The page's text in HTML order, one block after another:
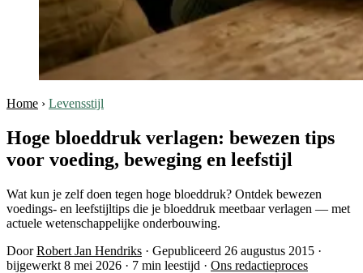
Home › Levensstijl
Hoge bloeddruk verlagen: bewezen tips
voor voeding, beweging en leefstijl
Wat kun je zelf doen tegen hoge bloeddruk? Ontdek bewezen
voedings- en leefstijltips die je bloeddruk meetbaar verlagen — met
actuele wetenschappelijke onderbouwing.
DoorRobert Jan Hendriks · Gepubliceerd 26 augustus 2015 ·
bijgewerkt 8 mei 2026 · 7 min leestijd · Ons redactieproces